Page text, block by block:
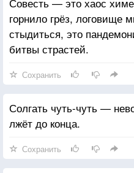
горнило грёз, логовище
стыдиться, это
битвы страстей.
Сохранить
Солгать чуть-чуть —
лжёт до конца.
Сохранить